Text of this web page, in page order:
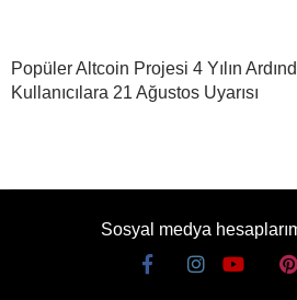
Popüler Altcoin Projesi 4 Yılın
Kullanıcılara 21 Ağustos Uyarısı
Sosyal medya